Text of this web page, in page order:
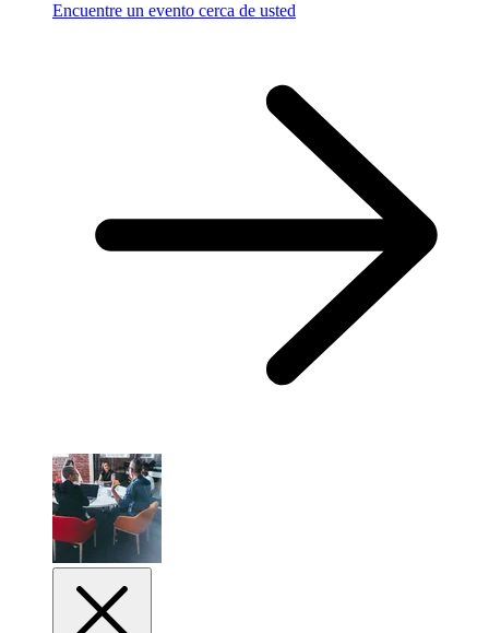
Encuentre un evento cerca de usted